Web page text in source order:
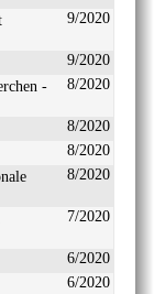
9/2020
9/2020
-
8/2020
8/2020
8/2020
8/2020
7/2020
6/2020
6/2020